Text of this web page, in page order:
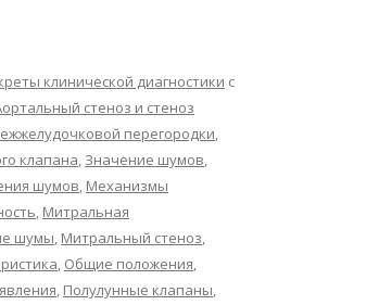
клинической диагностики с
стеноз и стеноз
перегородки,
клапана, Значение шумов,
шумов, Механизмы
, Митральная
шумы, Митральный стеноз,
, Общие положения,
, Полулунные клапаны,